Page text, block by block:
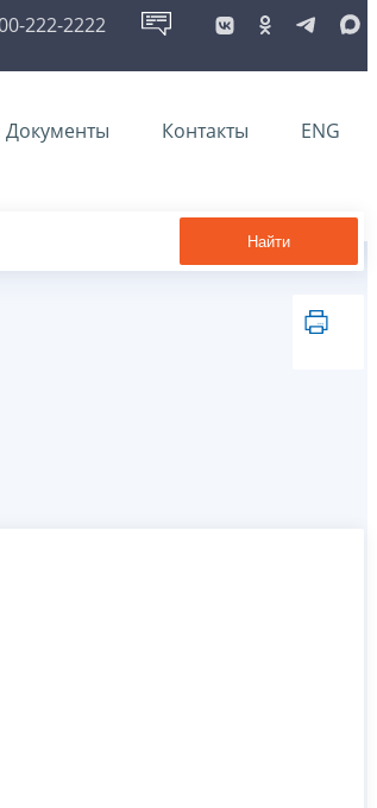
222-2222
Документы Контакты ENG
Найти